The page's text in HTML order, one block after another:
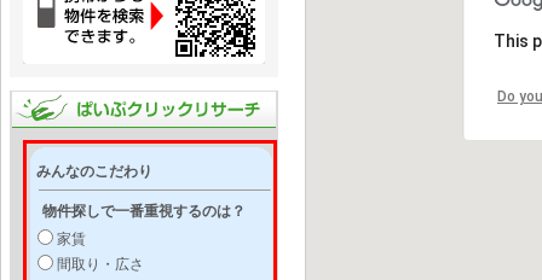
みんなのこだわり
物件探しで一番重視するのは？
家賃
間取り・広さ
This
Do